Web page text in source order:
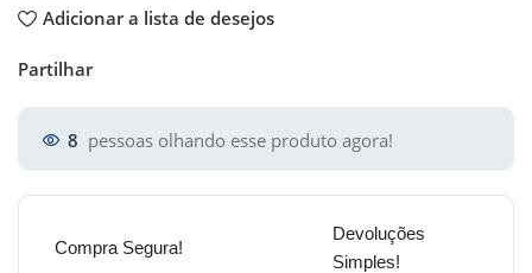
Adicionar a lista de desejos
Partilhar
8 pessoas olhando esse produto agora!
Compra Segura!
Devoluções
Simples!